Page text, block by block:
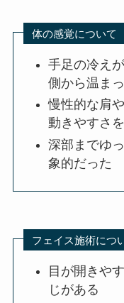
体の感覚について
手足の冷え
側から温ま
慢性的な肩
動きやすさ
深部までゆ
象的だった
フェイス施術につ
目が開きや
じがある